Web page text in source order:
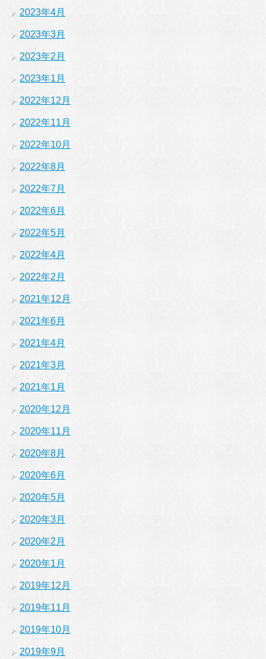
2023年4月
2023年3月
2023年2月
2023年1月
2022年12月
2022年11月
2022年10月
2022年8月
2022年7月
2022年6月
2022年5月
2022年4月
2022年2月
2021年12月
2021年6月
2021年4月
2021年3月
2021年1月
2020年12月
2020年11月
2020年8月
2020年6月
2020年5月
2020年3月
2020年2月
2020年1月
2019年12月
2019年11月
2019年10月
2019年9月